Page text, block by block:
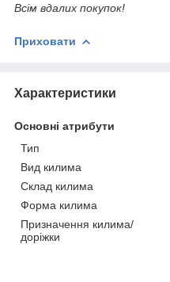
Всім вдалих покупок!
Приховати
Характеристики
Основні атрибути
Тип
Вид килима
Склад килима
Форма килима
Призначення килима/
доріжки